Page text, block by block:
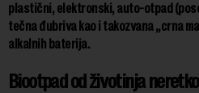
plastični, elektronski, auto-otpad
tečna đubriva kao i takozvana „crna
alkalnih baterija.
Biootpad od životinja